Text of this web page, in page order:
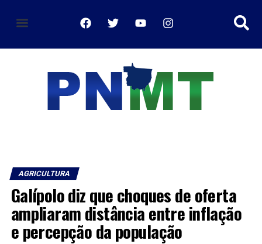
AGRICULTURA
Galípolo diz que choques de oferta
ampliaram distância entre inflação
e percepção da população